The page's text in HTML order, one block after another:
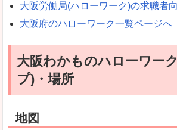
大阪労働局(ハローワーク)の求職者
大阪府のハローワーク一覧ページへ
大阪わかものハローワー
プ)・場所
地図